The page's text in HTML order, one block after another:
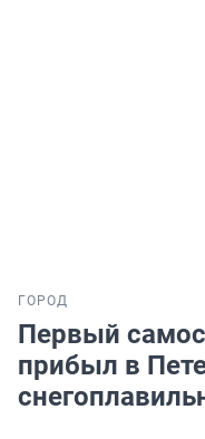
ГОРОД
Первый
прибыл в